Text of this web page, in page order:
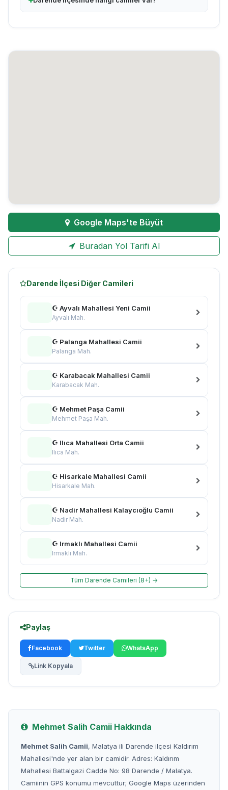
Google Maps'te Büyüt
Buradan Yol Tarifi Al
Darende İlçesi Diğer Camileri
☪ Ayvalı Mahallesi Yeni Camii
Ayvalı Mah.
☪ Palanga Mahallesi Camii
Palanga Mah.
☪ Karabacak Mahallesi Camii
Karabacak Mah.
☪ Mehmet Paşa Camii
Mehmet Paşa Mah.
☪ Ilıca Mahallesi Orta Camii
Ilıca Mah.
☪ Hisarkale Mahallesi Camii
Hisarkale Mah.
☪ Nadir Mahallesi Kalaycıoğlu Camii
Nadir Mah.
☪ Irmaklı Mahallesi Camii
Irmaklı Mah.
Tüm Darende Camileri (8+) →
Paylaş
Facebook Twitter WhatsApp
Link Kopyala
Mehmet Salih Camii Hakkında
Mehmet Salih Camii, Malatya ili Darende ilçesi Kaldırım
Mahallesi'nde yer alan bir camidir. Adres: Kaldırım
Mahallesi Battalgazi Cadde No: 98 Darende / Malatya.
Camiinin GPS konumu mevcuttur; Google Maps üzerinden